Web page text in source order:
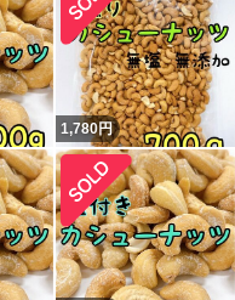
1,780円